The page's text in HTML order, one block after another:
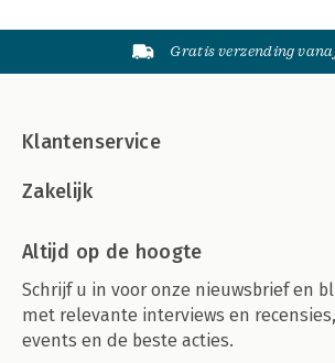
Gratis verzending
Klantenservice
Zakelijk
Altijd op de hoogte
Schrijf u in voor onze nieuwsbrief en
met relevante interviews en
events en de beste acties.